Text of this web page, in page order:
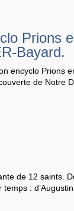
Prions
Bayard.
encyclo Prions
de Notre
de 12 saints.
: